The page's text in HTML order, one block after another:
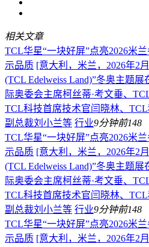
相关文章
TCL华星“一块好屏”点亮2026米
示品质 [意大利，米兰，2026年2
(TCL Edelweiss Land)”冬奥主题
际奥委会主席柯丝蒂·考文垂、
TCL科技首席技术官闫晓林、
副总裁刘小兰等 行业9分钟前148
TCL华星“一块好屏”点亮2026米
示品质 [意大利，米兰，2026年2
(TCL Edelweiss Land)”冬奥主题
际奥委会主席柯丝蒂·考文垂、
TCL科技首席技术官闫晓林、
副总裁刘小兰等 行业9分钟前148
TCL华星“一块好屏”点亮2026米
示品质 [意大利，米兰，2026年2